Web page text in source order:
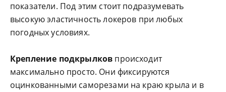
показатели. Под этим стоит подразумевать
высокую эластичность локеров при любых
погодных условиях.
Крепление подкрылков происходит
максимально просто. Они фиксируются
оцинкованными саморезами на краю крыла и в